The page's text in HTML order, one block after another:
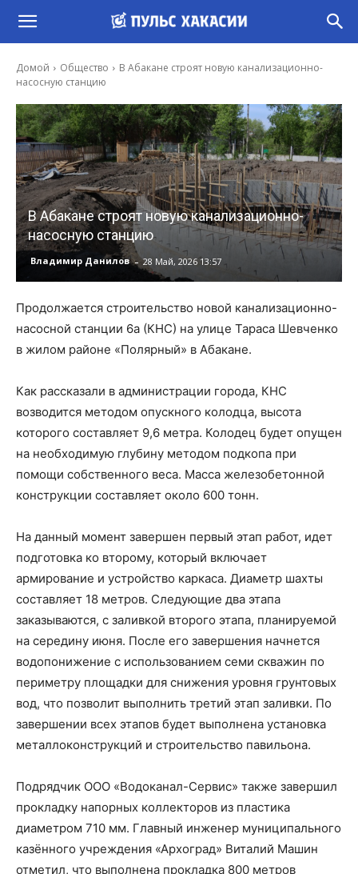
Домой Общество
В Абакане строят новую канализационно-
насосную станцию
В Абакане строят новую канализационно-
насосную станцию
Владимир Данилов - 28 Май, 2026 13:57
Продолжается строительство новой канализационно-
насосной станции 6а (КНС) на улице Тараса Шевченко
в жилом районе «Полярный» в Абакане.
Как рассказали в администрации города, КНС
возводится методом опускного колодца, высота
которого составляет 9,6 метра. Колодец будет опущен
на необходимую глубину методом подкопа при
помощи собственного веса. Масса железобетонной
конструкции составляет около 600 тонн.
На данный момент завершен первый этап работ, идет
подготовка ко второму, который включает
армирование и устройство каркаса. Диаметр шахты
составляет 18 метров. Следующие два этапа
заказываются, с заливкой второго этапа, планируемой
на середину июня. После его завершения начнется
водопонижение с использованием семи скважин по
периметру площадки для снижения уровня грунтовых
вод, что позволит выполнить третий этап заливки. По
завершении всех этапов будет выполнена установка
металлоконструкций и строительство павильона.
Подрядчик ООО «Водоканал-Сервис» также завершил
прокладку напорных коллекторов из пластика
диаметром 710 мм. Главный инженер муниципального
казённого учреждения «Архоград» Виталий Машин
отметил, что выполнена прокладка 800 метров